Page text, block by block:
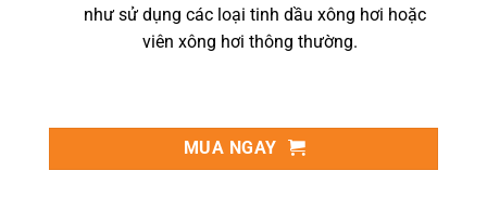
như sử dụng các loại tinh dầu xông hơi hoặc
viên xông hơi thông thường.
MUA NGAY